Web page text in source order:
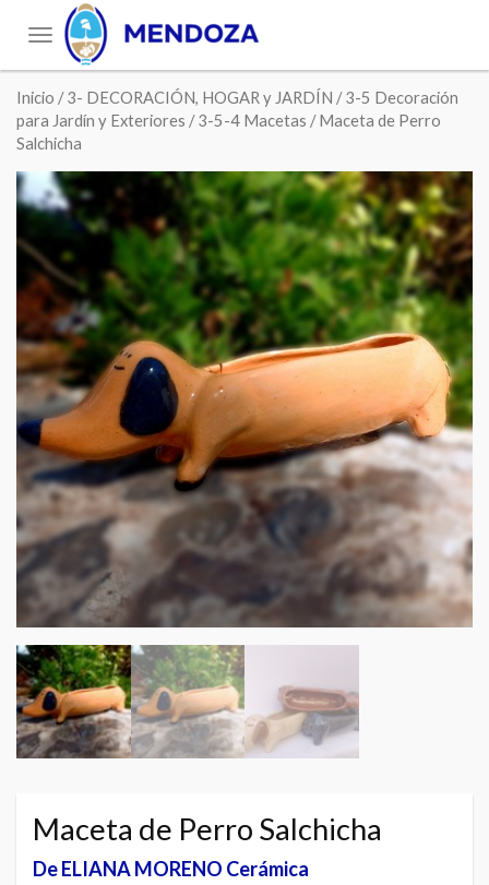
Toggle
navigation
Inicio /3- DECORACIÓN, HOGAR y JARDÍN /3-5 Decoración
para Jardín y Exteriores /3-5-4 Macetas / Maceta de Perro
Salchicha
Maceta de Perro Salchicha
De ELIANA MORENO Cerámica